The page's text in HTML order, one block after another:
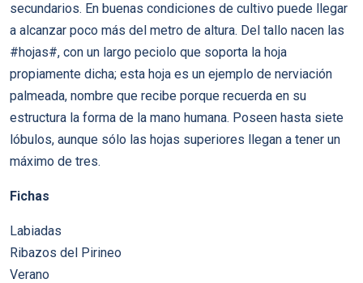
secundarios. En buenas condiciones de cultivo puede llegar
a alcanzar poco más del metro de altura. Del tallo nacen las
#hojas#, con un largo peciolo que soporta la hoja
propiamente dicha; esta hoja es un ejemplo de nerviación
palmeada, nombre que recibe porque recuerda en su
estructura la forma de la mano humana. Poseen hasta siete
lóbulos, aunque sólo las hojas superiores llegan a tener un
máximo de tres.
Fichas
Labiadas
Ribazos del Pirineo
Verano